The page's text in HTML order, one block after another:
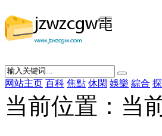
网站主页 百科 焦點 休閑 娛樂 綜合
当前位置：当